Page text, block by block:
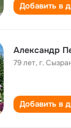
Добавить в
Александр
79 лет,г.
Добавить в